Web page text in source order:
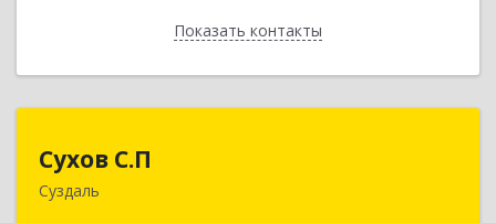
Показать контакты
Назад
Сухов С.П
Суздаль